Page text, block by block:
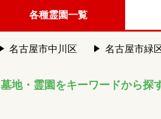
各種霊園一覧
名古屋市中川区 名古屋市緑
墓地・霊園をキーワードから探